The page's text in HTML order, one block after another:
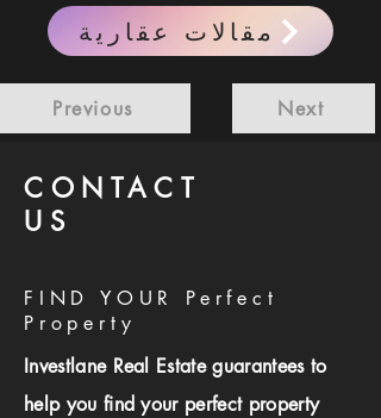
مقالات عقارية
Previous Next
CONTACT
US
FIND YOUR Perfect
Property
Investlane Real Estate guarantees to
help you find your perfect property